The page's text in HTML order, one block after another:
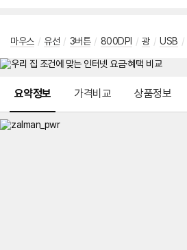
마우스 / 유선 / 3버튼 / 800DPI / 광 / USB /
요약정보 가격비교 상품정보